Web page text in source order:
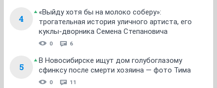
4
«Выйду хотя бы на молоко соберу»:
трогательная история уличного артиста, его
куклы-дворника Семена Степановича
0 6
5
В Новосибирске ищут дом голубоглазому
сфинксу после смерти хозяина — фото Тима
0 11